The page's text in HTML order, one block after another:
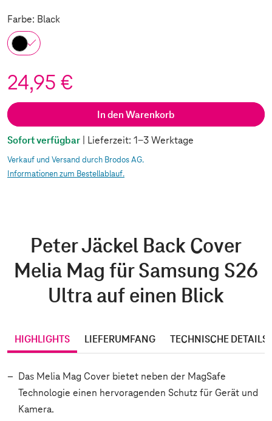
Farbe: Black
24,95 €
In den Warenkorb
Sofort verfügbar | Lieferzeit: 1-3 Werktage
Verkauf und Versand durch Brodos AG.
Informationen zum Bestellablauf.
Peter Jäckel Back Cover
Melia Mag für Samsung S26
Ultra auf einen Blick
HIGHLIGHTS LIEFERUMFANG TECHNISCHE DETAILS
Das Melia Mag Cover bietet neben der MagSafe
Technologie einen hervoragenden Schutz für Gerät und
Kamera.